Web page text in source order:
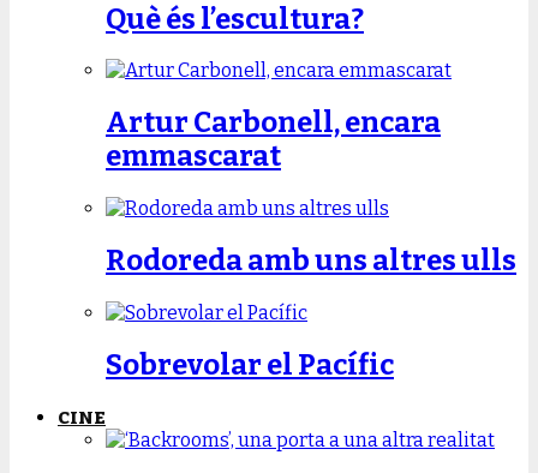
Què és l’escultura?
Artur Carbonell, encara
emmascarat
Rodoreda amb uns altres ulls
Sobrevolar el Pacífic
CINE